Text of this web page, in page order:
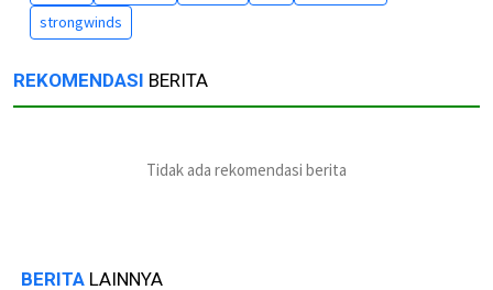
strongwinds
REKOMENDASI BERITA
Tidak ada rekomendasi berita
BERITA LAINNYA